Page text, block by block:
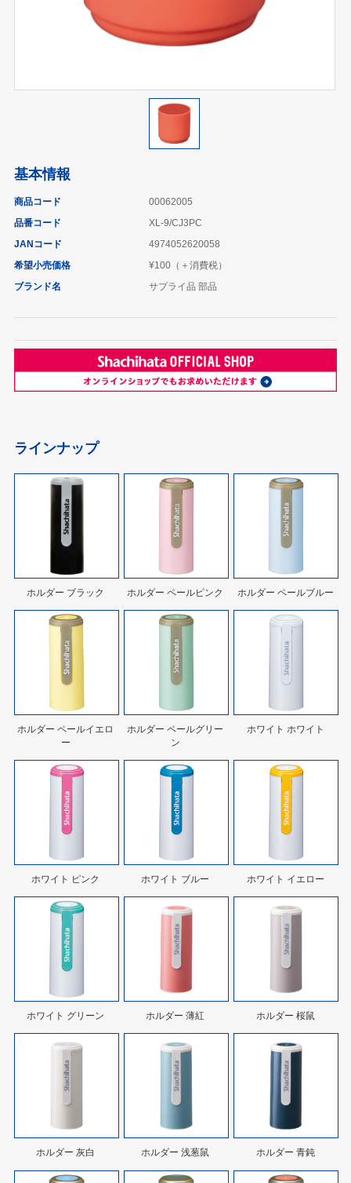
基本情報
商品コード
00062005
品番コード
XL-9/CJ3PC
JANコード
4974052620058
希望小売価格
¥100（＋消費税）
ブランド名
サプライ品 部品
ラインナップ
ホルダー ブラック ホルダー ペールピンク ホルダー ペールブルー
ホルダー ペールイエロ
ー
ホルダー ペールグリー
ン
ホワイト ホワイト
ホワイト ピンク ホワイト ブルー ホワイト イエロー
ホワイト グリーン ホルダー 薄紅 ホルダー 桜鼠
ホルダー 灰白 ホルダー 浅葱鼠 ホルダー 青鈍